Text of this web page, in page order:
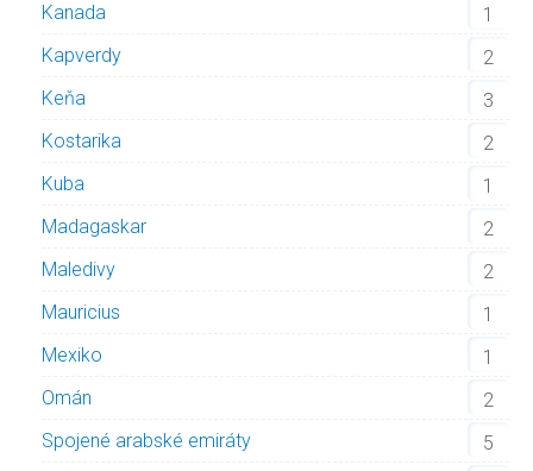
Kanada
1
Kapverdy
2
Keňa
3
Kostarika
2
Kuba
1
Madagaskar
2
Maledivy
2
Mauricius
1
Mexiko
1
Omán
2
Spojené arabské emiráty
5